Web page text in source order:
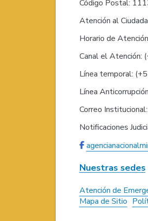
Código Postal:
Atención al
Horario de
Canal el
Línea temporal:
Línea
Correo
Notificaciones
Nuestras sedes
Atención de
Mapa de Sitio